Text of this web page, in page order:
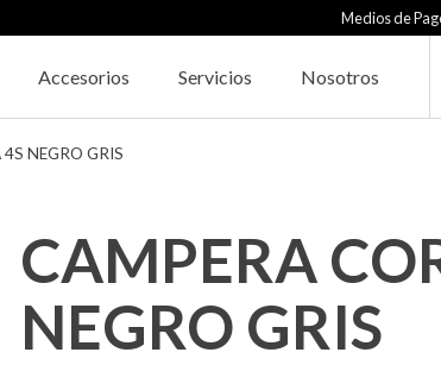
Medios de
Accesorios Servicios Nosotros
NEGRO GRIS
CAMPERA
NEGRO GRIS